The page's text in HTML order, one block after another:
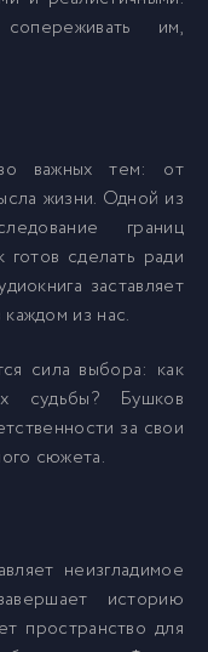
им,
важных тем: от
жизни. Одной из
границ
сделать ради
заставляет
из нас.
сила выбора: как
судьбы? Бушков
за свои
сюжета.
неизгладимое
историю
пространство для